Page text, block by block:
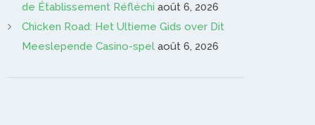
de Établissement Réfléchi août 6, 2026
Chicken Road: Het Ultieme Gids over Dit
Meeslepende Casino-spel août 6, 2026